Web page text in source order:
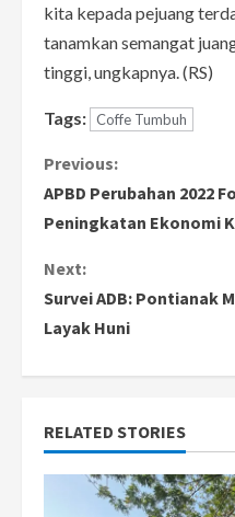
kita kepada pejuang
tanamkan semangat
tinggi, ungkapnya. (RS)
Tags: Coffe Tumbuh
C
o
n
t
u
Previous:
APBD Perubahan 2022
Peningkatan Ekonomi
Next:
Survei ADB: Pontianak
Layak Huni
RELATED STORIES